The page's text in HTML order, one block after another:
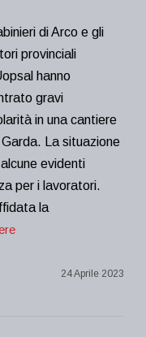
di Arco e gli
provinciali
hanno
gravi
in una cantiere
La situazione
evidenti
per i lavoratori.
la
24 Aprile 2023